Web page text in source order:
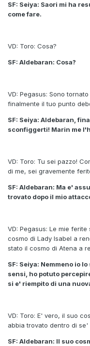
SF: Seiya: Saori mi ha
come fare.
VD: Toro: Cosa?
SF: Aldebaran: Cosa?
VD: Pegasus: Sono
finalmente il tuo punto
SF: Seiya: Aldebaran,
sconfiggerti! Marin me
VD: Toro: Tu sei pazzo!
di me, sei gravemente
SF: Aldebaran: Ma e'
trovato dopo il mio
VD: Pegasus: Le mie
cosmo di Lady Isabel a
stato il cosmo di Atena a
SF: Seiya: Nemmeno io
sensi, ho potuto
si e' riempito di una
VD: Toro: E' vero, il suo
abbia trovato dentro di
SF: Aldebaran: Il suo